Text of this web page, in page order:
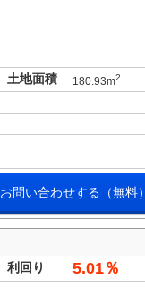
土地面積 180.93m2
お問い合わせする（無料）
利回り 5.01％